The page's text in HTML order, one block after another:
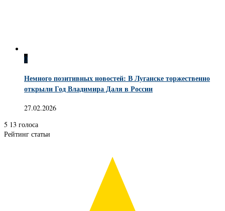
0
Немного позитивных новостей: В Луганске торжественно
открыли Год Владимира Даля в России
27.02.2026
5 13 голоса
Рейтинг статьи